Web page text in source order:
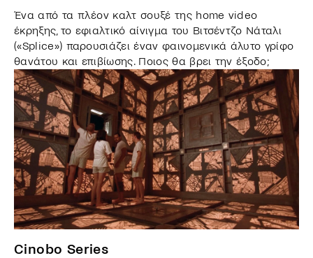
Ένα από τα πλέον καλτ σουξέ της home video
έκρηξης, το εφιαλτικό αίνιγμα του Βιτσέντζο Νάταλι
(«Splice») παρουσιάζει έναν φαινομενικά άλυτο γρίφο
θανάτου και επιβίωσης. Ποιος θα βρει την έξοδο;
Cinobo Series